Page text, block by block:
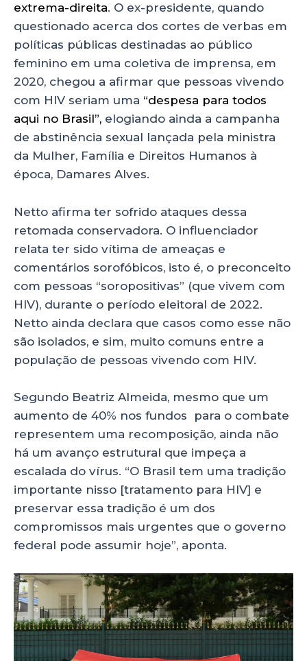
extrema-direita. O ex-presidente, quando
questionado acerca dos cortes de verbas em
políticas públicas destinadas ao público
feminino em uma coletiva de imprensa, em
2020, chegou a afirmar que pessoas vivendo
com HIV seriam uma “despesa para todos
aqui no Brasil”, elogiando ainda a campanha
de abstinência sexual lançada pela ministra
da Mulher, Família e Direitos Humanos à
época, Damares Alves.
Netto afirma ter sofrido ataques dessa
retomada conservadora. O influenciador
relata ter sido vítima de ameaças e
comentários sorofóbicos, isto é, o preconceito
com pessoas “soropositivas” (que vivem com
HIV), durante o período eleitoral de 2022.
Netto ainda declara que casos como esse não
são isolados, e sim, muito comuns entre a
população de pessoas vivendo com HIV.
Segundo Beatriz Almeida, mesmo que um
aumento de 40% nos fundos para o combate
representem uma recomposição, ainda não
há um avanço estrutural que impeça a
escalada do vírus. “O Brasil tem uma tradição
importante nisso [tratamento para HIV] e
preservar essa tradição é um dos
compromissos mais urgentes que o governo
federal pode assumir hoje”, aponta.